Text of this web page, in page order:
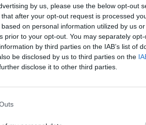
by us, please use the below opt-out
after your opt-out request is processed
on personal information utilized by us
prior to your opt-out. You may separately
by third parties on the IAB’s list of
be disclosed by us to third parties on the
disclose it to other third parties.